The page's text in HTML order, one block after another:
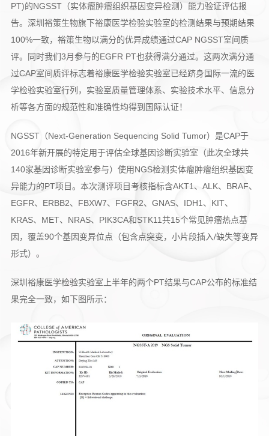
PT)的NGSST（实体瘤肿瘤组织基因变异检测）能力验证评估报
告。深圳裕策生物旗下裕康医学检验实验室的检测结果与预期结果
100%一致，裕策生物以满分的优异成绩通过CAP NGSST室间质
评。同时我们3月参与的EGFR PT也获得满分通过。这两次满分通
过CAP室间质评标志着裕康医学检验实验室已经跻身国际一流的医
学检验实验室行列，实验室质量管理体系、实验技术水平、信息分
析等各方面的规范性和准确性均得到国际认证！
NGSST（Next-Generation Sequencing Solid Tumor）是CAP于
2016年新开展的特定用于评估全球基因诊断实验室（此次全球共
140家基因诊断实验室参与）使用NGS检测实体瘤肿瘤组织基因变
异能力的PT项目。本次测评项目考核指标含AKT1、ALK、BRAF、
EGFR、ERBB2、FBXW7、FGFR2、GNAS、IDH1、KIT、
KRAS、MET、NRAS、PIK3CA和STK11共15个常见肿瘤热点基
因，覆盖90个基因变异位点（包含点突变，小片段插入/缺失等变异
形式）。
深圳裕康医学检验实验室上半年的两个PT结果与CAP公布的标准结
果完全一致，如下图所示：